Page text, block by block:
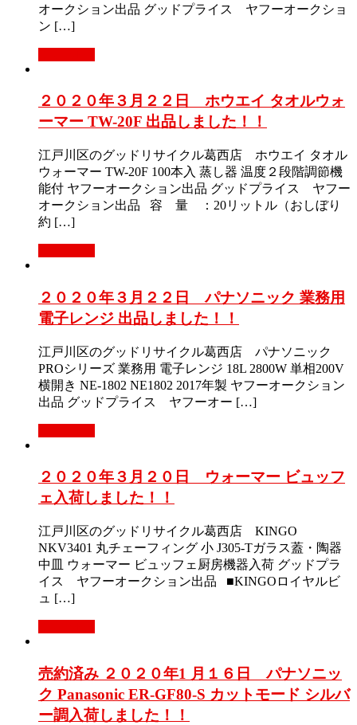
オークション出品 グッドプライス ヤフーオークショ
ン […]
２０２０年３月２２日 ホウエイ タオルウォ
ーマー TW-20F 出品しました！！
江戸川区のグッドリサイクル葛西店 ホウエイ タオル
ウォーマー TW-20F 100本入 蒸し器 温度２段階調節機
能付 ヤフーオークション出品 グッドプライス ヤフー
オークション出品 容 量 ：20リットル（おしぼり
約 […]
２０２０年３月２２日 パナソニック 業務用
電子レンジ 出品しました！！
江戸川区のグッドリサイクル葛西店 パナソニック
PROシリーズ 業務用 電子レンジ 18L 2800W 単相200V
横開き NE-1802 NE1802 2017年製 ヤフーオークション
出品 グッドプライス ヤフーオー […]
２０２０年３月２０日 ウォーマー ビュッフ
ェ入荷しました！！
江戸川区のグッドリサイクル葛西店 KINGO
NKV3401 丸チェーフィング 小 J305-Tガラス蓋・陶器
中皿 ウォーマー ビュッフェ厨房機器入荷 グッドプラ
イス ヤフーオークション出品 ■KINGOロイヤルビ
ュ […]
売約済み ２０２０年1 月１６日 パナソニッ
ク Panasonic ER-GF80-S カットモード シルバ
ー調入荷しました！！